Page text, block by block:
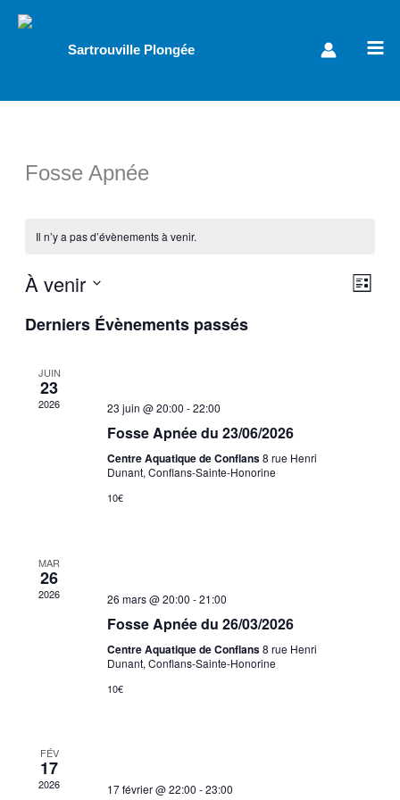
Aller
Sartrouville Plongée
Fosse Apnée
Il n’y a pas d’évènements à venir.
Liste
À venir
une
Derniers Évènements passés
JUIN
23
2026 23 juin @ 20:00 -22:00
Fosse Apnée du 23/06/2026
Centre Aquatique de Conflans8 rue Henri
Dunant, Conflans-Sainte-Honorine
10€
MAR
26
2026 26 mars @ 20:00 -21:00
Fosse Apnée du 26/03/2026
Centre Aquatique de Conflans8 rue Henri
Dunant, Conflans-Sainte-Honorine
10€
FÉV
17
2026 17 février @ 22:00 -23:00